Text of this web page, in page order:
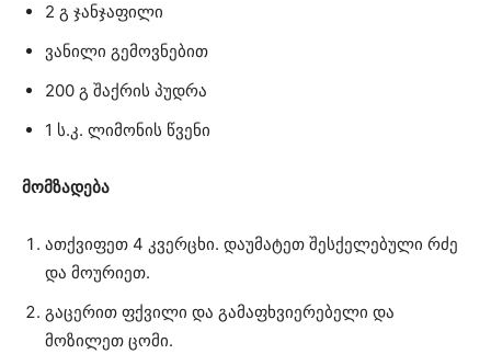
2 გ ჯანჯაფილი
ვანილი გემოვნებით
200 გ შაქრის პუდრა
1 ს.კ. ლიმონის წვენი
მომზადება
ათქვიფეთ 4 კვერცხი. დაუმატეთ შესქელებული რძე
და მოურიეთ.
გაცერით ფქვილი და გამაფხვიერებელი და
მოზილეთ ცომი.